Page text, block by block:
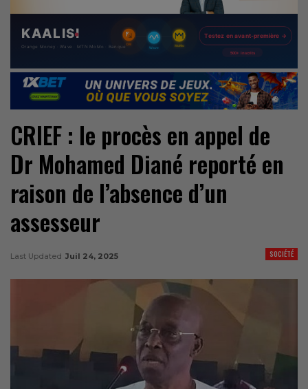
CRIEF : le procès en appel de
Dr Mohamed Diané reporté en
raison de l’absence d’un
assesseur
SOCIÉTÉ
Last Updated Juil 24, 2025